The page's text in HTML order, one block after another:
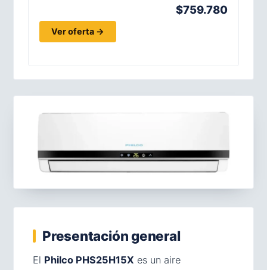
$759.780
Ver oferta →
Presentación general
El Philco PHS25H15X es un aire